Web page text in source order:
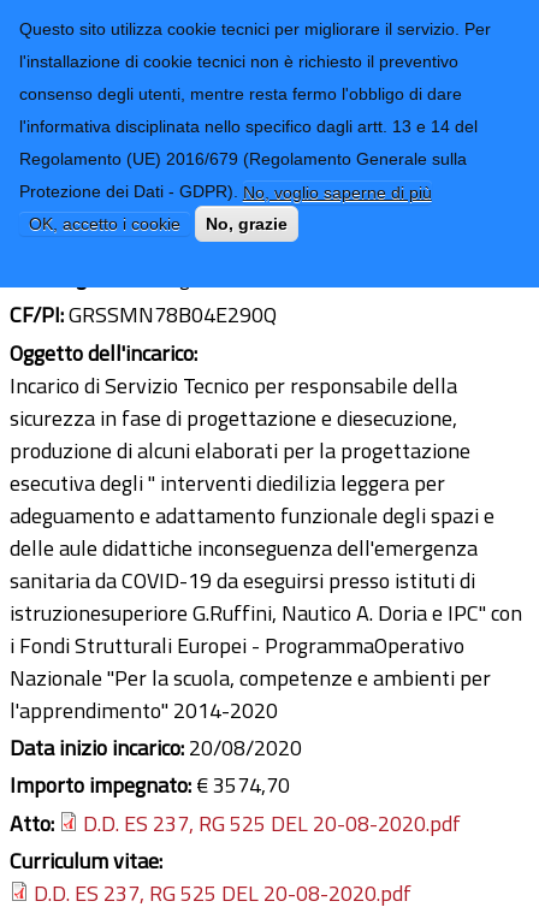
Questo sito utilizza cookie tecnici per migliorare il servizio. Per
l'installazione di cookie tecnici non è richiesto il preventivo
consenso degli utenti, mentre resta fermo l'obbligo di dare
l'informativa disciplinata nello specifico dagli artt. 13 e 14 del
Regolamento (UE) 2016/679 (Regolamento Generale sulla
Protezione dei Dati - GDPR). No, voglio saperne di più
OK, accetto i cookie
No, grazie
Provincia di
Imperia
CONTATTI-URP
TRASPARENZA
Form di ricerca
geom. Simone Grosso
Ultimo aggiornamento: 10/03/2021 - 13:20
CF/PI:GRSSMN78B04E290Q
Oggetto dell'incarico:
Incarico di Servizio Tecnico per responsabile della
sicurezza in fase di progettazione e diesecuzione,
produzione di alcuni elaborati per la progettazione
esecutiva degli " interventi diedilizia leggera per
adeguamento e adattamento funzionale degli spazi e
delle aule didattiche inconseguenza dell'emergenza
sanitaria da COVID-19 da eseguirsi presso istituti di
istruzionesuperiore G.Ruffini, Nautico A. Doria e IPC" con
i Fondi Strutturali Europei - ProgrammaOperativo
Nazionale "Per la scuola, competenze e ambienti per
l'apprendimento" 2014-2020
Data inizio incarico:20/08/2020
Importo impegnato:€ 3574,70
Atto:
D.D. ES 237, RG 525 DEL 20-08-2020.pdf
Curriculum vitae:
D.D. ES 237, RG 525 DEL 20-08-2020.pdf